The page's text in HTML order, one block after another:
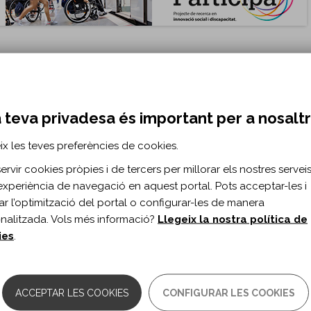
d'oportunitats per a les persones amb
de 20 de desembre de 1993, les normes, encara que no
(OIT)
teva privadesa és important per a
les teves preferències de cookies.
cookies pròpies i de tercers per millorar els nostres
de navegació en aquest portal. Pots acceptar-les i
l’optimització del portal o configurar-les de manera
Vols més informació? Llegeix la nostra política de
ACCEPTAR LES COOKIES CONFIGURAR LES COOKIES